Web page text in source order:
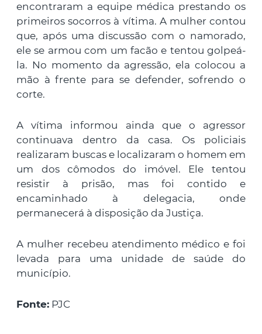
encontraram a equipe médica prestando os
primeiros socorros à vítima. A mulher contou
que, após uma discussão com o namorado,
ele se armou com um facão e tentou golpeá-
la. No momento da agressão, ela colocou a
mão à frente para se defender, sofrendo o
corte.
A vítima informou ainda que o agressor
continuava dentro da casa. Os policiais
realizaram buscas e localizaram o homem em
um dos cômodos do imóvel. Ele tentou
resistir à prisão, mas foi contido e
encaminhado à delegacia, onde
permanecerá à disposição da Justiça.
A mulher recebeu atendimento médico e foi
levada para uma unidade de saúde do
município.
Fonte: PJC